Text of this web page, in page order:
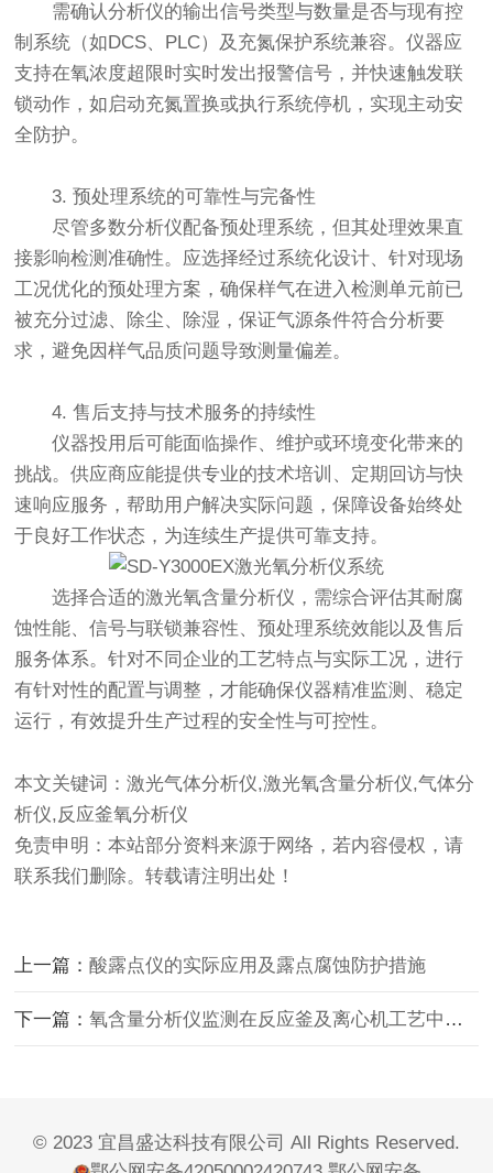
需确认分析仪的输出信号类型与数量是否与现有控
制系统（如DCS、PLC）及充氮保护系统兼容。仪器应
支持在氧浓度超限时实时发出报警信号，并快速触发联
锁动作，如启动充氮置换或执行系统停机，实现主动安
全防护。
3. 预处理系统的可靠性与完备性
尽管多数分析仪配备预处理系统，但其处理效果直
接影响检测准确性。应选择经过系统化设计、针对现场
工况优化的预处理方案，确保样气在进入检测单元前已
被充分过滤、除尘、除湿，保证气源条件符合分析要
求，避免因样气品质问题导致测量偏差。
4. 售后支持与技术服务的持续性
仪器投用后可能面临操作、维护或环境变化带来的
挑战。供应商应能提供专业的技术培训、定期回访与快
速响应服务，帮助用户解决实际问题，保障设备始终处
于良好工作状态，为连续生产提供可靠支持。
选择合适的激光氧含量分析仪 ，需综合评估其耐腐
蚀性能、信号与联锁兼容性、预处理系统效能以及售后
服务体系。针对不同企业的工艺特点与实际工况，进行
有针对性的配置与调整，才能确保仪器精准监测、稳定
运行，有效提升生产过程的安全性与可控性。
本文关键词：激光气体分析仪,激光氧含量分析仪,气体分
析仪,反应釜氧分析仪
免责申明：本站部分资料来源于网络，若内容侵权，请
联系我们删除。转载请注明出处！
上一篇：酸露点仪的实际应用及露点腐蚀防护措施
下一篇：氧含量分析仪监测在反应釜及离心机工艺中的安全管控应用
© 2023 宜昌盛达科技有限公司 All Rights Reserved.